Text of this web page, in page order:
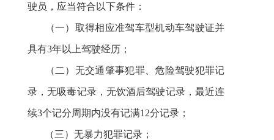
驶员，应当符合以下条件：
（一）取得相应准驾车型机动车驾驶证并
具有3年以上驾驶经历；
（二）无交通肇事犯罪、危险驾驶犯罪记
录，无吸毒记录，无饮酒后驾驶记录，最近连
续3个记分周期内没有记满12分记录；
（三）无暴力犯罪记录；